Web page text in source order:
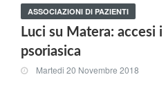
ASSOCIAZIONI DI PAZIENTI
Luci su Matera: accesi
psoriasica
Martedi 20 Novembre 2018